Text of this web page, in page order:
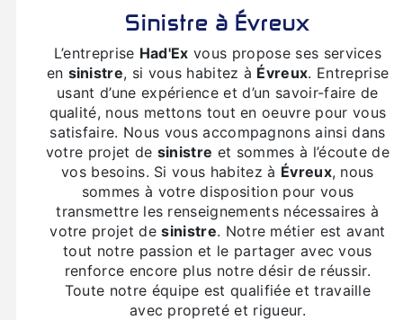
sinistre à Évreux
L’entreprise Had'Ex vous propose ses services
en sinistre, si vous habitez à Évreux. Entreprise
usant d’une expérience et d’un savoir-faire de
qualité, nous mettons tout en oeuvre pour vous
satisfaire. Nous vous accompagnons ainsi dans
votre projet de sinistre et sommes à l’écoute de
vos besoins. Si vous habitez à Évreux, nous
sommes à votre disposition pour vous
transmettre les renseignements nécessaires à
votre projet desinistre. Notre métier est avant
tout notre passion et le partager avec vous
renforce encore plus notre désir de réussir.
Toute notre équipe est qualifiée et travaille
avec propreté et rigueur.